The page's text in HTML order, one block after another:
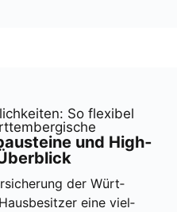
So fle­xi­bel
und High­
der Würt­
eine viel­